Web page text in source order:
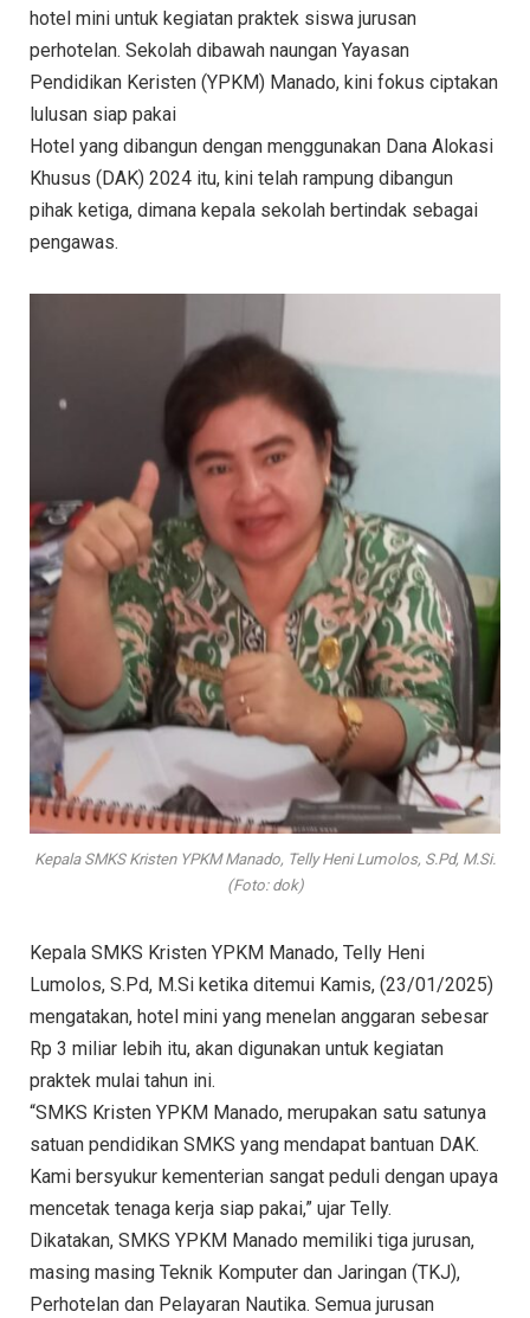
hotel mini untuk kegiatan praktek siswa jurusan
perhotelan. Sekolah dibawah naungan Yayasan
Pendidikan Keristen (YPKM) Manado, kini fokus ciptakan
lulusan siap pakai
Hotel yang dibangun dengan menggunakan Dana Alokasi
Khusus (DAK) 2024 itu, kini telah rampung dibangun
pihak ketiga, dimana kepala sekolah bertindak sebagai
pengawas.
Kepala SMKS Kristen YPKM Manado, Telly Heni Lumolos, S.Pd, M.Si.
(Foto: dok)
Kepala SMKS Kristen YPKM Manado, Telly Heni
Lumolos, S.Pd, M.Si ketika ditemui Kamis, (23/01/2025)
mengatakan, hotel mini yang menelan anggaran sebesar
Rp 3 miliar lebih itu, akan digunakan untuk kegiatan
praktek mulai tahun ini.
“SMKS Kristen YPKM Manado, merupakan satu satunya
satuan pendidikan SMKS yang mendapat bantuan DAK.
Kami bersyukur kementerian sangat peduli dengan upaya
mencetak tenaga kerja siap pakai,” ujar Telly.
Dikatakan, SMKS YPKM Manado memiliki tiga jurusan,
masing masing Teknik Komputer dan Jaringan (TKJ),
Perhotelan dan Pelayaran Nautika. Semua jurusan